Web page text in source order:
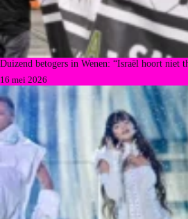
Duizend betogers in Wenen: “Israël hoort niet
16 mei 2026